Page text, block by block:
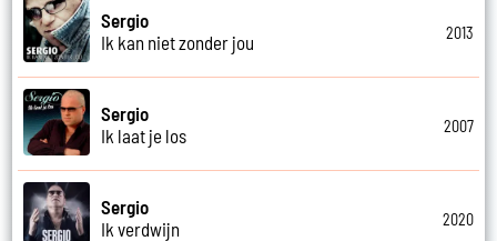
Sergio
Ik kan niet zonder jou
2013
Sergio
Ik laat je los
2007
Sergio
Ik verdwijn
2020